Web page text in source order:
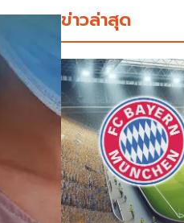
ข่าวล่าสุด